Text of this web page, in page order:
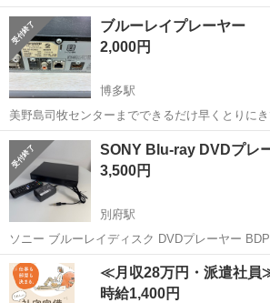
させていただきます。 よろしくおねがいします
れた方お譲り致します。
福岡 福岡市 映像プレーヤー
ブルーレイ
ブルーレイプレーヤー
2,000円
博多駅
美野島司牧センターまでできるだけ早くとりに
せていただきます。 よろしくおねがいします。
た方お譲り致します。 後のクレームなど一切お
福岡 福岡市 映像プレーヤー
ブルーレイ
SONY Blu-ray DVDプレ
3,500円
別府駅
ソニー ブルーレイディスク DVDプレーヤー BDP-S1500 4
使っていません 本体、リモコン、コンセント
福岡 福岡市 別府駅 映像プレーヤー
SONY
≪月収28万円・派遣社員
時給1,400円